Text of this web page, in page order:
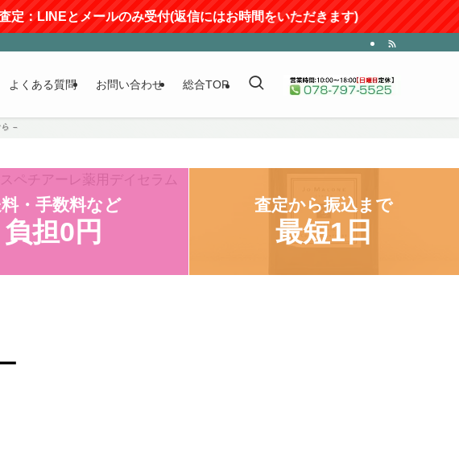
ルのみ受付(返信にはお時間をいただきます)
よくある質問 お問い合わせ 総合TOP
–
・手数料など
負担0円
査定から振込まで
最短1日